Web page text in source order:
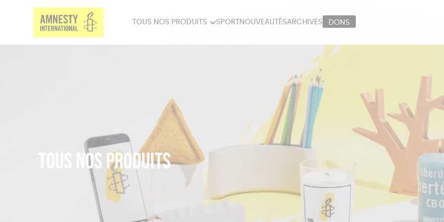
TOUS NOS PRODUITS
PAPETERIE
ÉPICERIE
SPORT NOUVEAUTÉSARCHIVES DONS
Tous nos produits